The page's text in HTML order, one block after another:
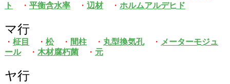
ト
・ 平衡含水率 ・ 辺材 ・ ホルムアルデヒド
マ行
・ 柾目 ・ 松 ・ 間柱 ・ 丸型換気孔 ・ メーターモジュ
ール
・ 木材腐朽菌・ 元
ヤ行